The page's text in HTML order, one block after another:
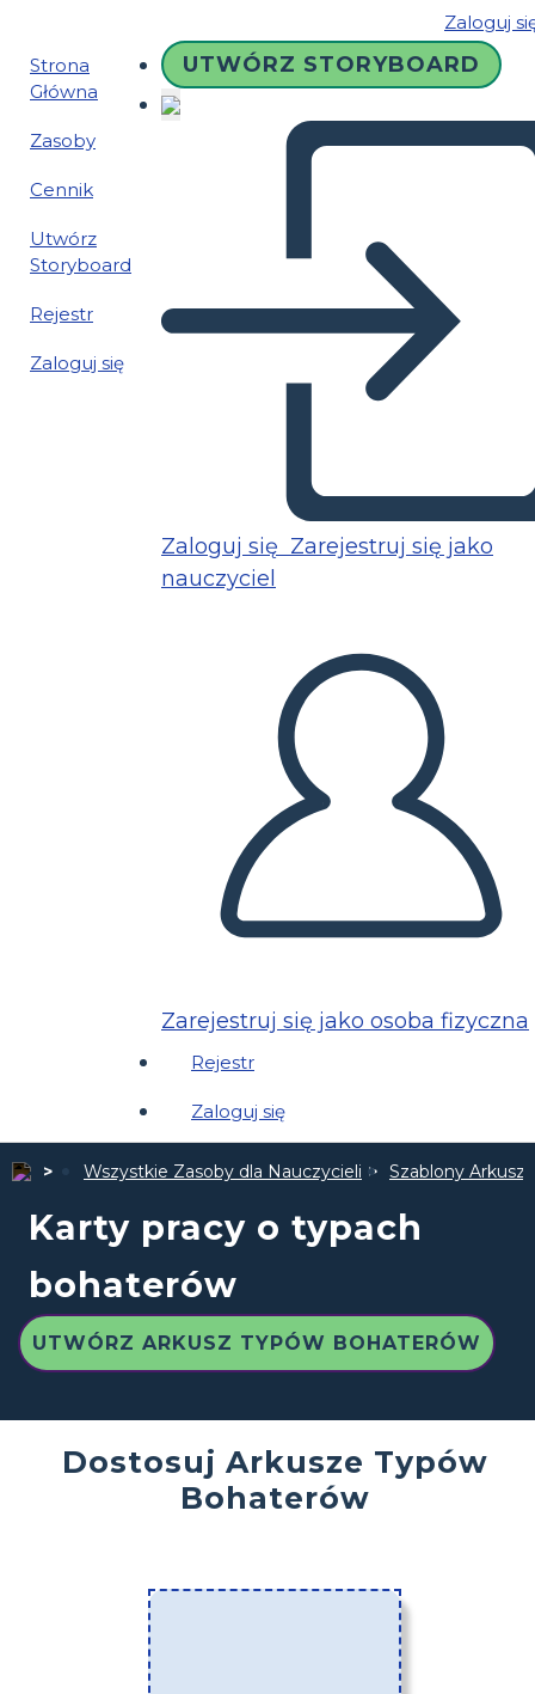
Zaloguj
Strona
Główna
Zasoby
Cennik
Utwórz
Storyboard
Rejestr
Zaloguj się
UTWÓRZ STORYBOARD
Zaloguj się Zarejestruj się jako
nauczyciel
Zarejestruj się jako osoba fizyczna
Rejestr
Zaloguj się
Wszystkie Zasoby dla Nauczycieli Szablony
Karty pracy o typach
bohaterów
UTWÓRZ ARKUSZ TYPÓW BOHATERÓW
Dostosuj Arkusze Typów
Bohaterów